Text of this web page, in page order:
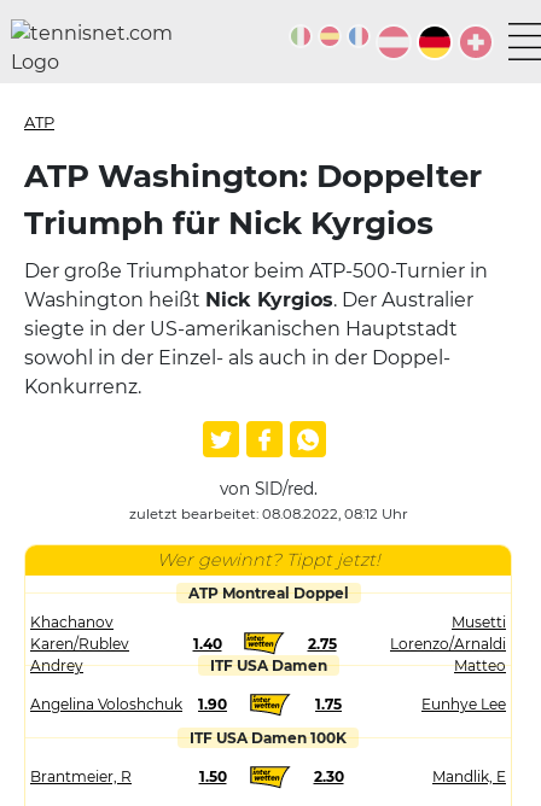
ATP
ATP Washington: Doppelter
Triumph für Nick Kyrgios
Der große Triumphator beim ATP-500-Turnier in
Washington heißt Nick Kyrgios. Der Australier
siegte in der US-amerikanischen Hauptstadt
sowohl in der Einzel- als auch in der Doppel-
Konkurrenz.
von SID/red.
zuletzt bearbeitet: 08.08.2022, 08:12 Uhr
Wer gewinnt? Tippt jetzt!
ATP Montreal Doppel
Khachanov
Karen/Rublev
Andrey
1.40 2.75
Musetti
Lorenzo/Arnaldi
Matteo
ITF USA Damen
Angelina Voloshchuk 1.90 1.75
Eunhye Lee
ITF USA Damen 100K
Brantmeier, R 1.50 2.30 Mandlik, E